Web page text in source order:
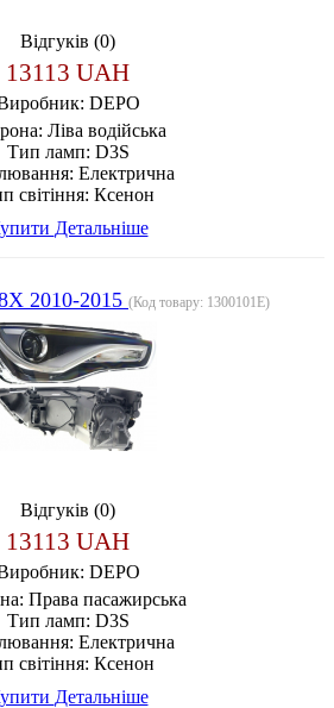
Відгуків (0)
13113 UAH
DEPO
Ліва водійська
Тип ламп: D3S
Електрична
світіння: Ксенон
Детальніше
2010-2015 (Код товару: 1300101E)
Відгуків (0)
13113 UAH
DEPO
Права пасажирська
Тип ламп: D3S
Електрична
світіння: Ксенон
Детальніше